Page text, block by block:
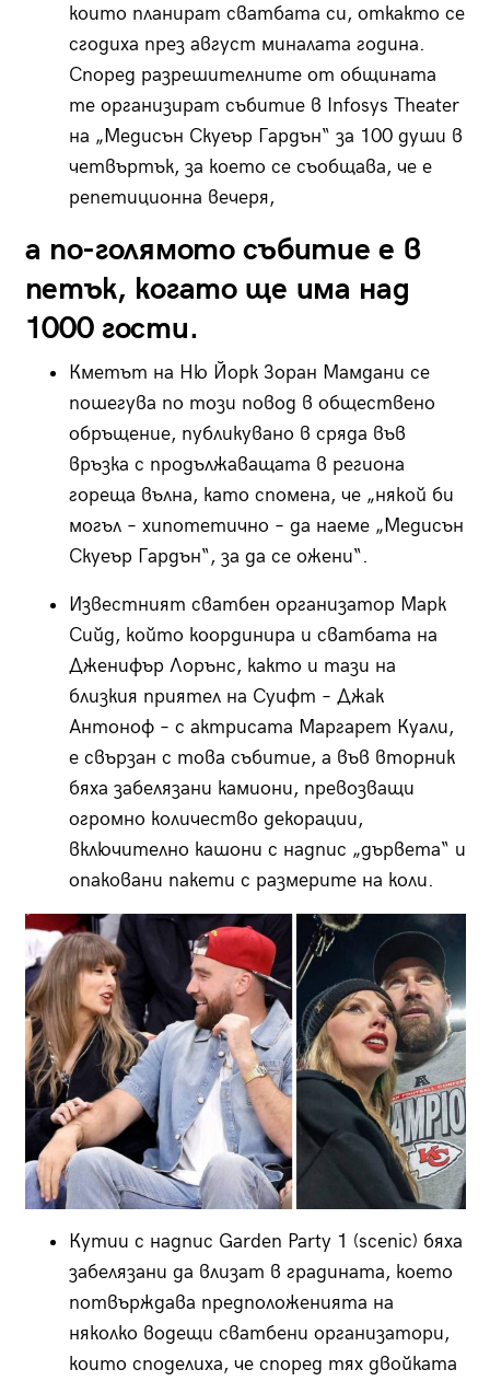
които планират сватбата си, откакто се
сгодиха през август миналата година.
Според разрешителните от общината
те организират събитие в Infosys Theater
на „Медисън Скуеър Гардън“ за 100 души в
четвъртък, за което се съобщава, че е
репетиционна вечеря,
а по-голямото събитие е в
петък, когато ще има над
1000 гости.
Кметът на Ню Йорк Зоран Мамдани се
пошегува по този повод в обществено
обръщение, публикувано в сряда във
връзка с продължаващата в региона
гореща вълна, като спомена, че „някой би
могъл – хипотетично – да наеме „Медисън
Скуеър Гардън“, за да се ожени“.
Известният сватбен организатор Марк
Сийд, който координира и сватбата на
Дженифър Лорънс, както и тази на
близкия приятел на Суифт – Джак
Антоноф – с актрисата Маргарет Куали,
е свързан с това събитие, а във вторник
бяха забелязани камиони, превозващи
огромно количество декорации,
включително кашони с надпис „дървета“ и
опаковани пакети с размерите на коли.
Кутии с надпис Garden Party 1 (scenic) бяха
забелязани да влизат в градината, което
потвърждава предположенията на
няколко водещи сватбени организатори,
които споделиха, че според тях двойката